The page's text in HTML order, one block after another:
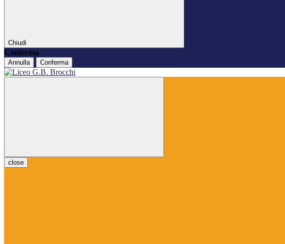
Chiudi
Conferma
Annulla Conferma
close